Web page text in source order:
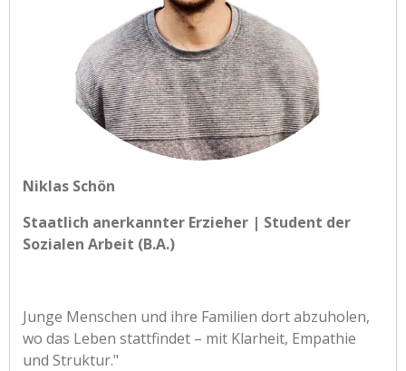
Niklas Schön
Staatlich anerkannter Erzieher | Student der
Sozialen Arbeit (B.A.)
Junge Menschen und ihre Familien dort abzuholen,
wo das Leben stattfindet – mit Klarheit, Empathie
und Struktur."